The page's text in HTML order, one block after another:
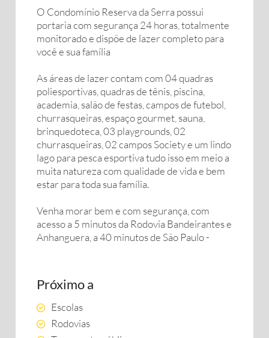
O Condomínio Reserva da Serra possui
portaria com segurança 24 horas, totalmente
monitorado e dispõe de lazer completo para
você e sua família
As áreas de lazer contam com 04 quadras
poliesportivas, quadras de tênis, piscina,
academia, salão de festas, campos de futebol,
churrasqueiras, espaço gourmet, sauna,
brinquedoteca, 03 playgrounds, 02
churrasqueiras, 02 campos Society e um lindo
lago para pesca esportiva tudo isso em meio a
muita natureza com qualidade de vida e bem
estar para toda sua família.
Venha morar bem e com segurança, com
acesso a 5 minutos da Rodovia Bandeirantes e
Anhanguera, a 40 minutos de São Paulo -
Próximo a
Escolas
Rodovias